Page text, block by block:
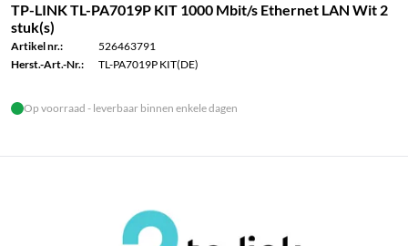
TP-LINK TL-PA7019P KIT 1000 Mbit/s Ethernet LAN Wit 2
stuk(s)
Artikel nr.:
526463791
Herst.-Art.-Nr.:
TL-PA7019P KIT(DE)
Op voorraad - leverbaar binnen enkele dagen